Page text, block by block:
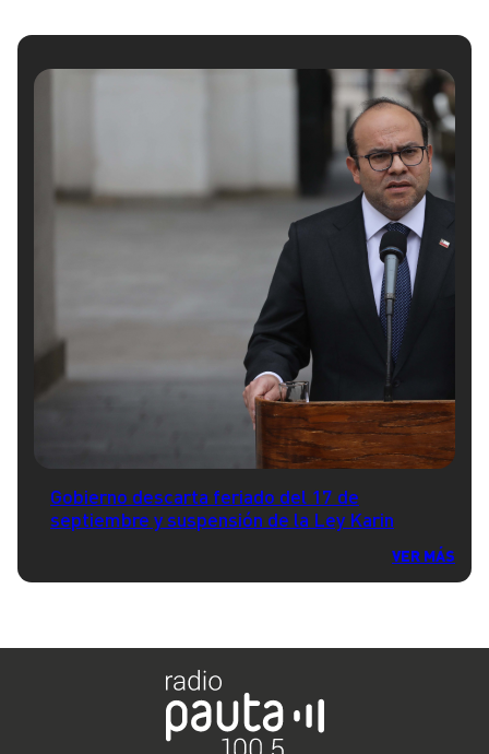
Gobierno descarta feriado del 17 de
septiembre y suspensión de la Ley Karin
VER MÁS